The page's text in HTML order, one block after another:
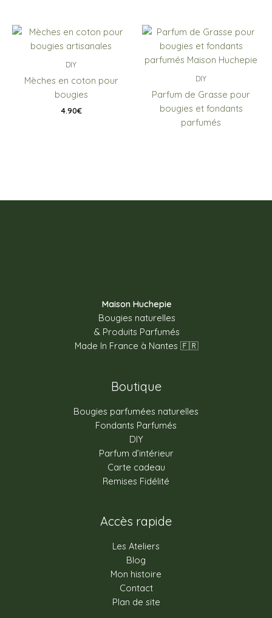
DIY
Mèches en coton pour
bougies
4.90€
DIY
Parfum de Grasse pour
bougies et fondants
parfumés
Maison Huchepie
Bougies naturelles
& Produits Parfumés
Made In France à Nantes 🇫🇷
Boutique
Bougies parfumées naturelles
Fondants Parfumés
DIY
Parfum d’intérieur
Carte cadeau
Remises Fidélité
Accès rapide
Les Ateliers
Blog
Mon histoire
Contact
Plan de site